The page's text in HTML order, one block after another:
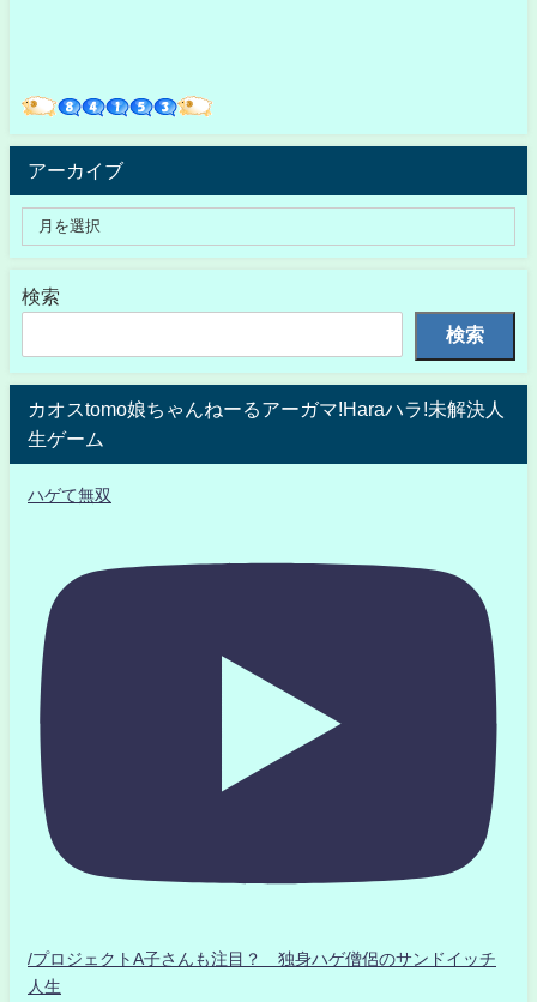
アーカイブ
検索
検索
カオスtomo娘ちゃんねーるアーガマ!Haraハラ!未解決人
生ゲーム
ハゲて無双
/プロジェクトA子さんも注目？ 独身ハゲ僧侶のサンドイッチ
人生